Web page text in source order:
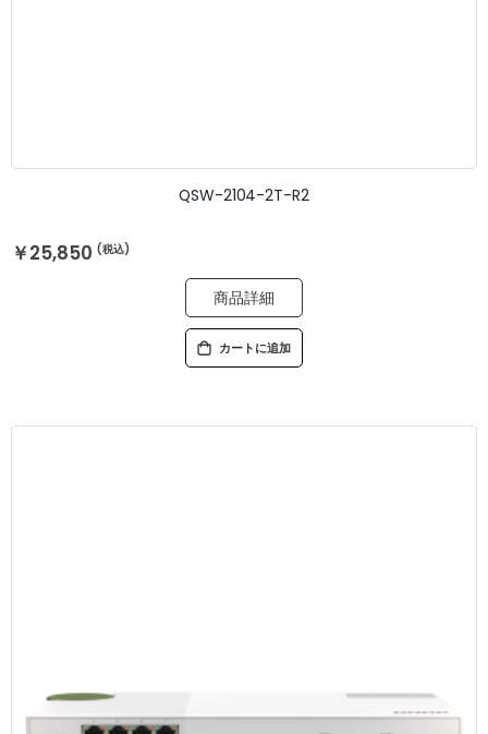
QSW-2104-2T-R2
￥25,850
商品詳細
カートに追加